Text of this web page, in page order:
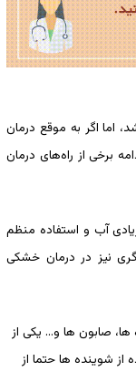
اگر به موقع درمان
برخی از راه‌های درمان
آب و استفاده منظم
نیز در درمان خشکی
ها، صابون ها و… یکی از
شوینده ها حتما از